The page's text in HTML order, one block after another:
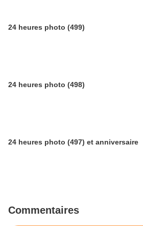
24 heures photo (499)
24 heures photo (498)
24 heures photo (497) et anniversaire
Commentaires